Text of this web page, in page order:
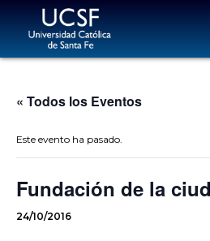
« Todos los Eventos
Este evento ha pasado.
Fundación de la
24/10/2016